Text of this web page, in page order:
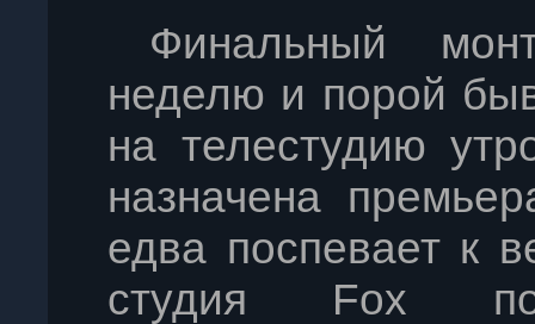
Финальный
неделю и порой
на телестудию
назначена
едва поспевает к
студия Fox